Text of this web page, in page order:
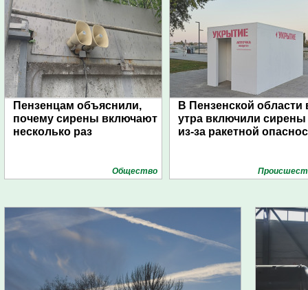
Пензенцам объяснили,
почему сирены включают
несколько раз
Общество
В Пензенской области
утра включили сирены
из-за ракетной